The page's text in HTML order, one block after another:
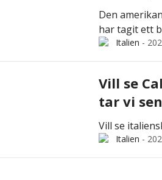
Den
har tagit ett
Italien -
Vill se
tar vi
Vill se
Italien -